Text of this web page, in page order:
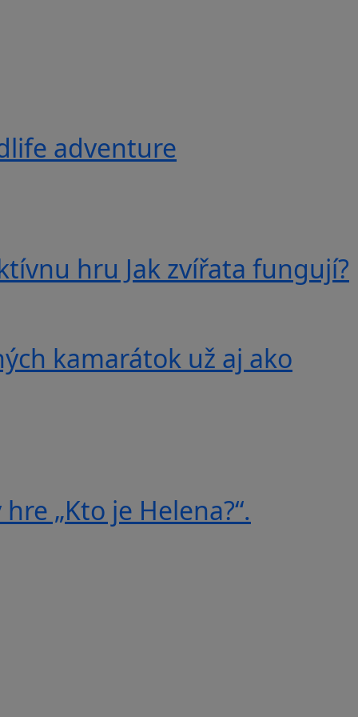
adventure
hru Jak zvířata fungují?
kamarátok už aj ako
„Kto je Helena?“.